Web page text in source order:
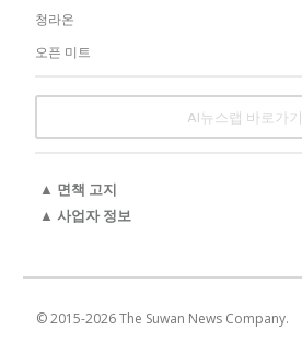
청라온
오픈 미트
AI뉴스랩 바로가기
▲ 면책 고지
▲ 사업자 정보
© 2015-2026The Suwan News Company.